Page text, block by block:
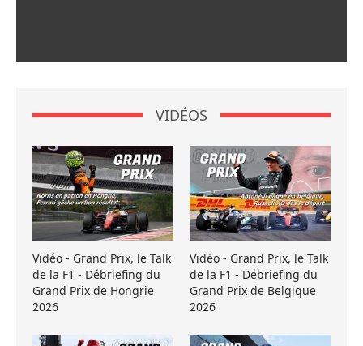
VIDÉOS
Vidéo - Grand Prix, le Talk
de la F1 - Débriefing du
Grand Prix de Hongrie
2026
Vidéo - Grand Prix, le Talk
de la F1 - Débriefing du
Grand Prix de Belgique
2026